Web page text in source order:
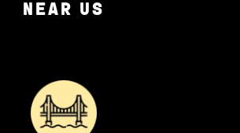
NEAR US